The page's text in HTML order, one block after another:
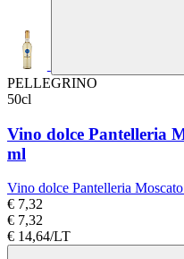
PELLEGRINO
50cl
Vino dolce Pantelleria
ml
Vino dolce Pantelleria
€ 7,32
€ 7,32
€ 14,64/LT